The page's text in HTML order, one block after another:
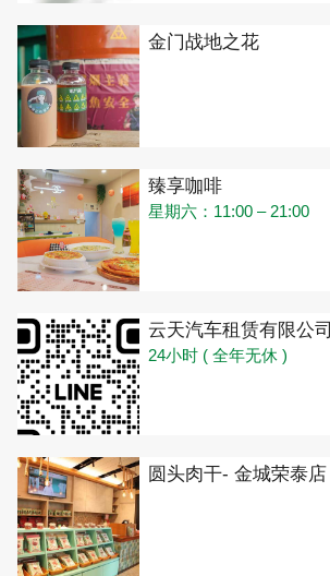
金门战地之花
臻享咖啡
星期六：11:00 – 21:00
云天汽车租赁有限公司
24小时 ( 全年无休 )
圆头肉干- 金城荣泰店